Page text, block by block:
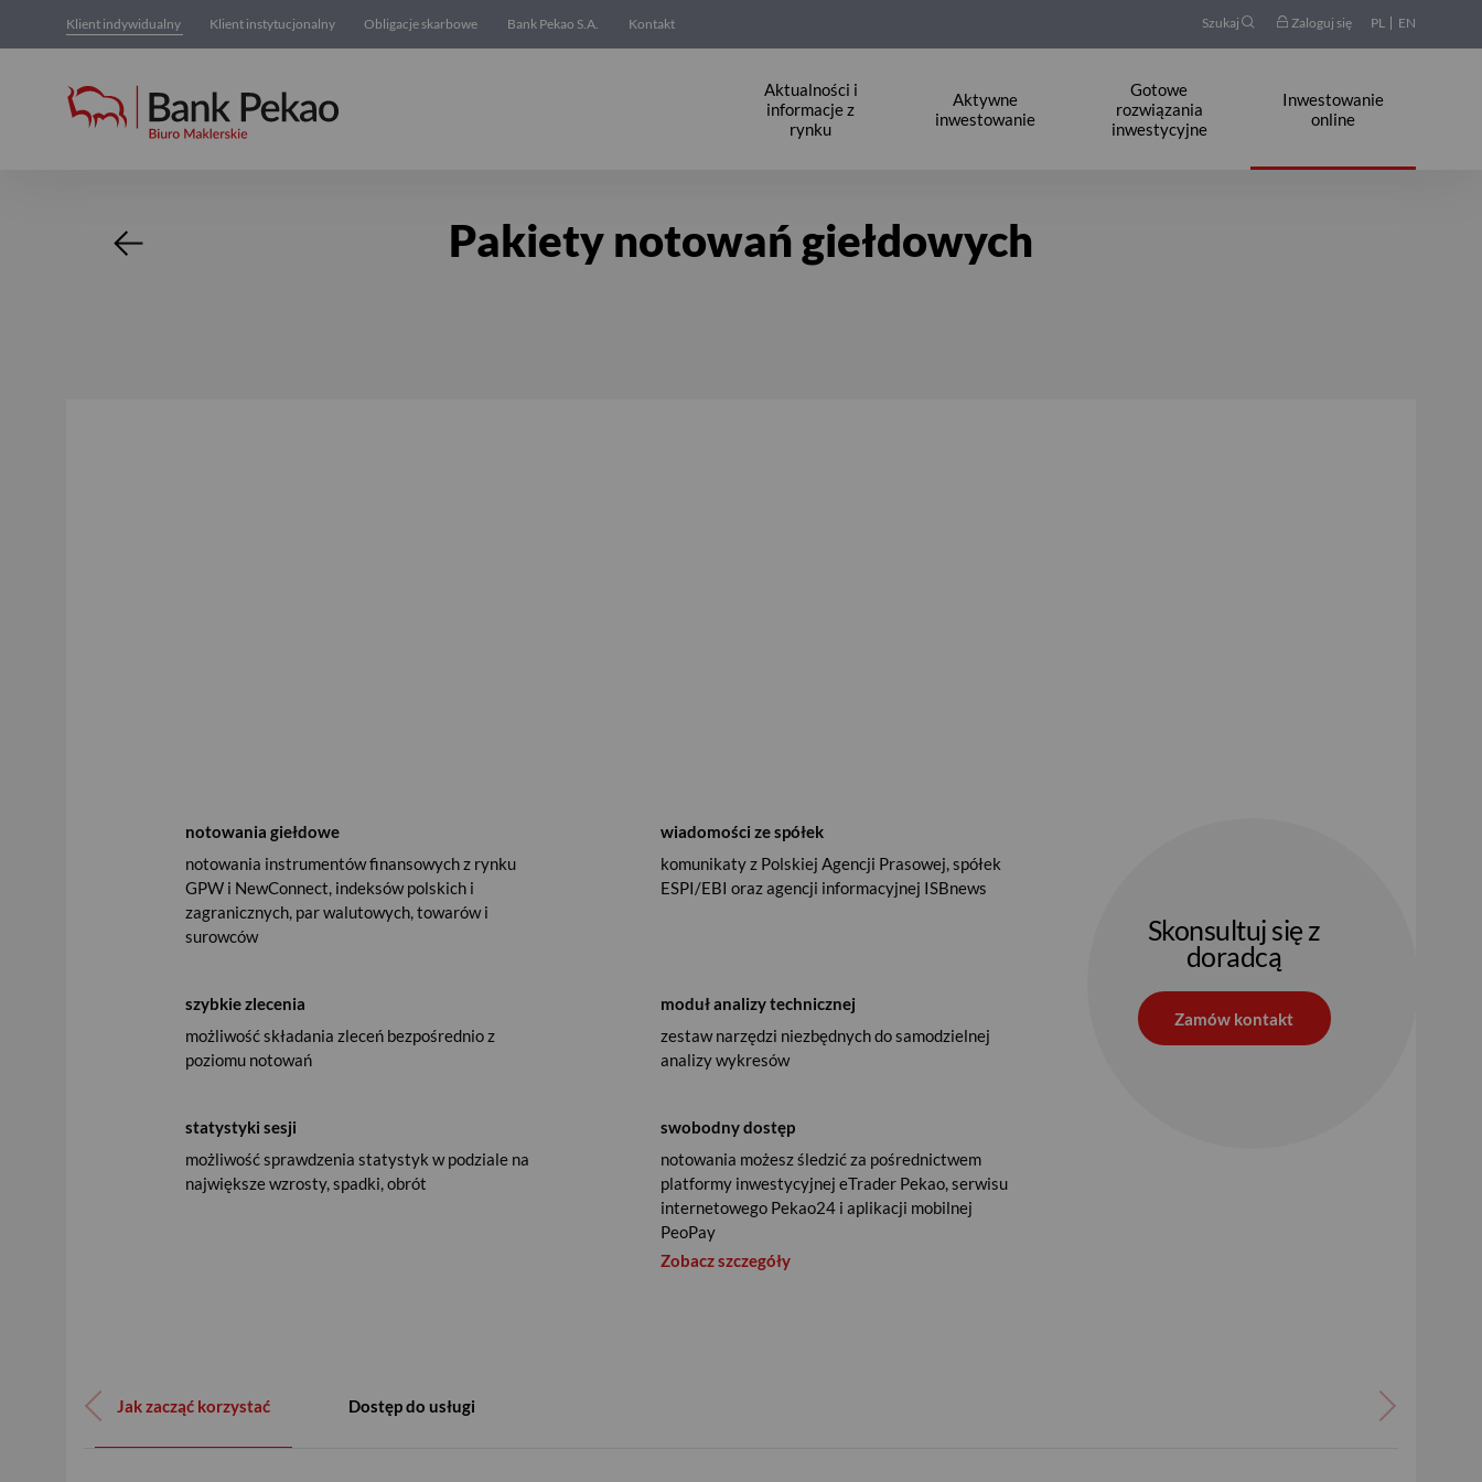
Klient indywidualny Klient instytucjonalny Obligacje skarbowe Bank Pekao S.A. Kontakt Szukaj Zaloguj się PL EN
Aktualności i
informacje z
rynku
Aktywne
inwestowanie
Gotowe
rozwiązania
inwestycyjne
Inwestowanie
online
Pakiety notowań giełdowychPakiety notowań giełdowych
notowania giełdowe
notowania instrumentów finansowych z rynku
GPW i NewConnect, indeksów polskich i
zagranicznych, par walutowych, towarów i
surowców
wiadomości ze spółek
komunikaty z Polskiej Agencji Prasowej, spółek
ESPI/EBI oraz agencji informacyjnej ISBnews
szybkie zlecenia
możliwość składania zleceń bezpośrednio z
poziomu notowań
moduł analizy technicznej
zestaw narzędzi niezbędnych do samodzielnej
analizy wykresów
statystyki sesji
możliwość sprawdzenia statystyk w podziale na
największe wzrosty, spadki, obrót
swobodny dostęp
notowania możesz śledzić za pośrednictwem
platformy inwestycyjnej eTrader Pekao, serwisu
internetowego Pekao24 i aplikacji mobilnej
PeoPay
Zobacz szczegóły
Skonsultuj się z
doradcą
Zamów kontakt
Jak zacząć korzystać Dostęp do usługi